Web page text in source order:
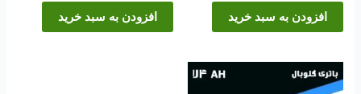
افزودن به سبد خرید افزودن به سبد خرید